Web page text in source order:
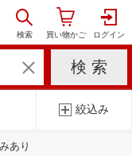
絞込み
あり